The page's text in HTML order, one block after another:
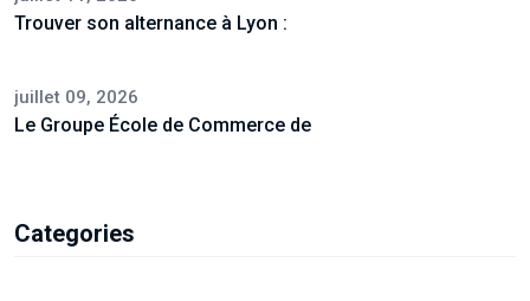
Trouver son alternance à Lyon :
juillet 09, 2026
Le Groupe École de Commerce de
Categories